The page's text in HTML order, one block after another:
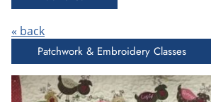
« back
Patchwork & Embroidery Classes